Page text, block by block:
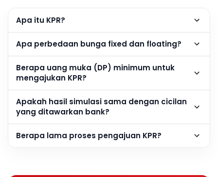
Apa itu KPR?
Apa perbedaan bunga fixed dan floating?
Berapa uang muka (DP) minimum untuk
mengajukan KPR?
Apakah hasil simulasi sama dengan cicilan
yang ditawarkan bank?
Berapa lama proses pengajuan KPR?